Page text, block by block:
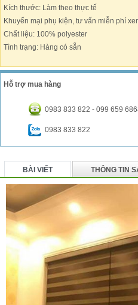
Kích thước: Làm theo thực tế
Khuyến mại phụ kiện, tư vấn miễn phí
Chất liệu: 100% polyester
Tình trạng: Hàng có sẵn
Hỗ trợ mua hàng
0983 833 822 - 099 659
0983 833 822
BÀI VIẾT THÔNG TIN